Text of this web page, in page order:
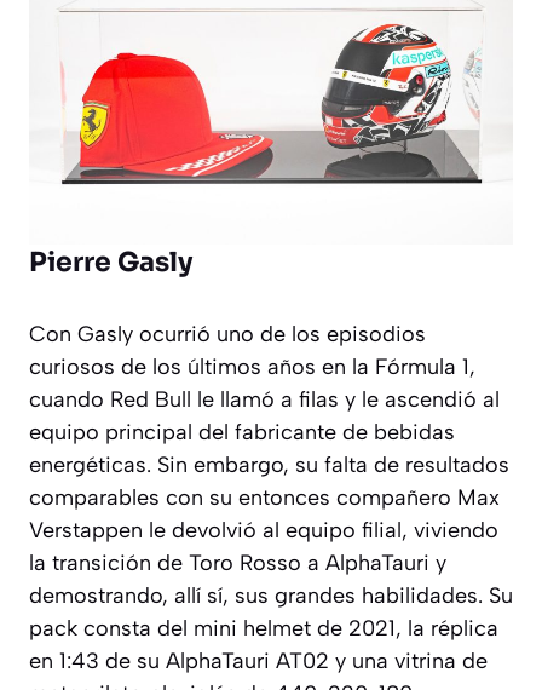
Pierre Gasly
Con Gasly ocurrió uno de los episodios
curiosos de los últimos años en la Fórmula 1,
cuando Red Bull le llamó a filas y le ascendió al
equipo principal del fabricante de bebidas
energéticas. Sin embargo, su falta de resultados
comparables con su entonces compañero Max
Verstappen le devolvió al equipo filial, viviendo
la transición de Toro Rosso a AlphaTauri y
demostrando, allí sí, sus grandes habilidades. Su
pack consta del mini helmet de 2021, la réplica
en 1:43 de su AlphaTauri AT02 y una vitrina de